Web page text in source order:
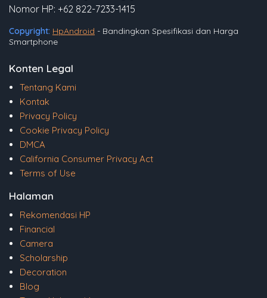
Nomor HP: +62 822-7233-1415
Copyright: HpAndroid - Bandingkan Spesifikasi dan Harga
Smartphone
Konten Legal
Tentang Kami
Kontak
Privacy Policy
Cookie Privacy Policy
DMCA
California Consumer Privacy Act
Terms of Use
Halaman
Rekomendasi HP
Financial
Camera
Scholarship
Decoration
Blog